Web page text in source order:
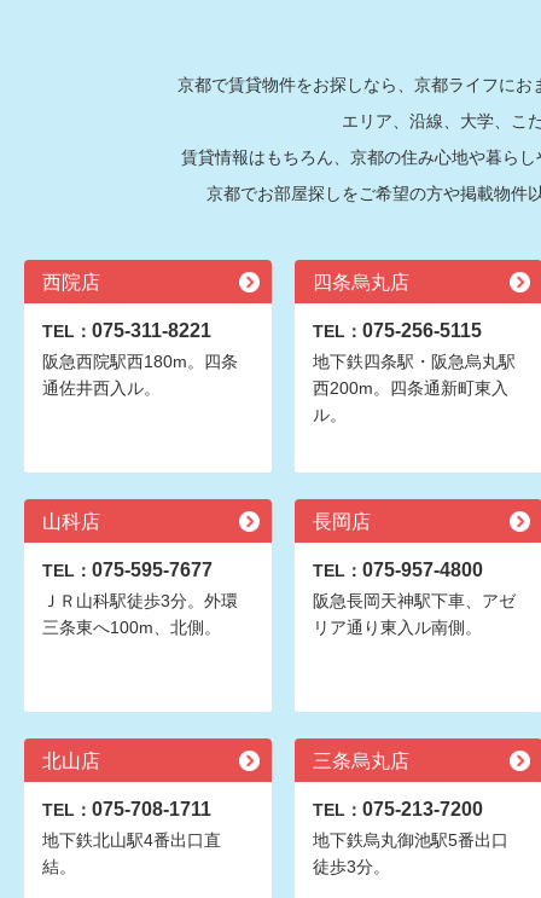
京都で賃貸物件をお探しなら、京都ライフに
エリア、沿線、大学、こ
賃貸情報はもちろん、京都の住み心地や暮ら
京都でお部屋探しをご希望の方や掲載物件
西院店
TEL： 075-311-8221
阪急西院駅西180m。四条
通佐井西入ル。
四条烏丸店
TEL： 075-256-5115
地下鉄四条駅・阪急烏丸駅
西200m。四条通新町東入
ル。
山科店
TEL： 075-595-7677
ＪＲ山科駅徒歩3分。外環
三条東へ100m、北側。
長岡店
TEL： 075-957-4800
阪急長岡天神駅下車、アゼ
リア通り東入ル南側。
北山店
TEL： 075-708-1711
地下鉄北山駅4番出口直
結。
三条烏丸店
TEL： 075-213-7200
地下鉄烏丸御池駅5番出口
徒歩3分。